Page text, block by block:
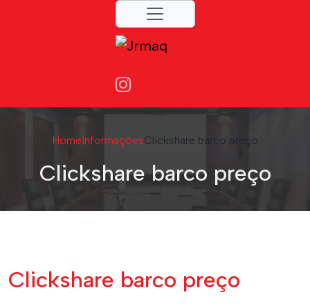
HomeInformaçõesClickshare barco preço
Clickshare barco preço
Clickshare barco preço